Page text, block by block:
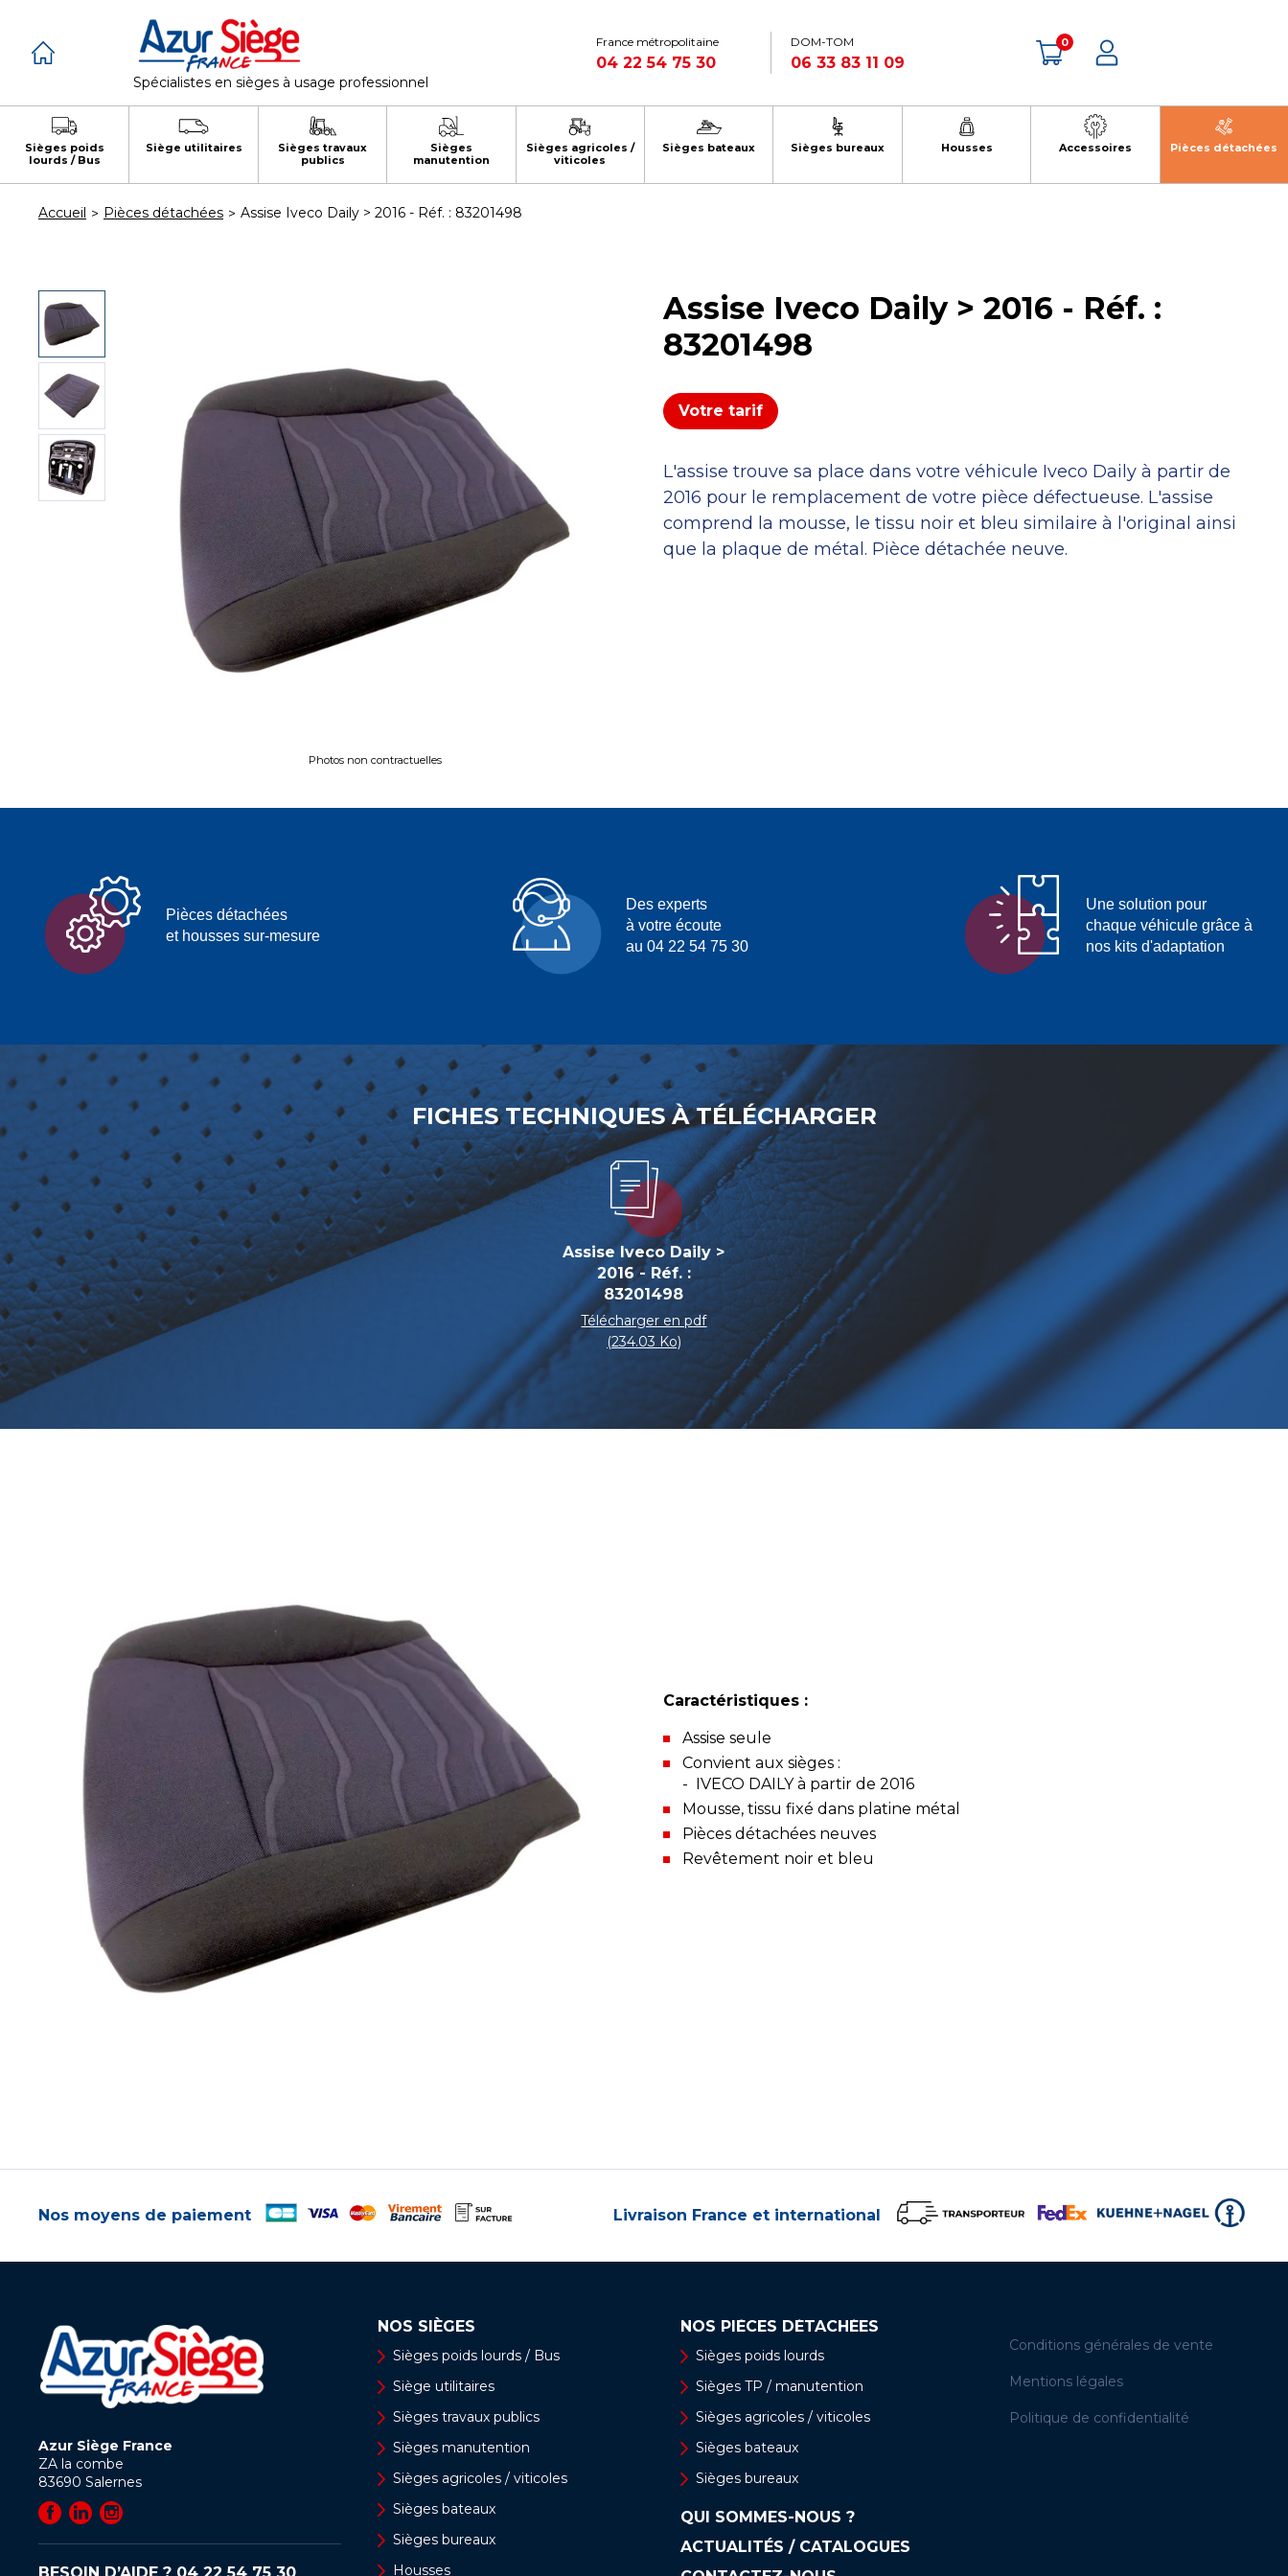
Spécialistes en sièges à usage professionnel
France métropolitaine
04 22 54 75 30
DOM-TOM
06 33 83 11 09
0
Sièges poids
lourds / Bus
Siège utilitaires
Sièges travaux
publics
Sièges
manutention
Sièges agricoles /
viticoles
Sièges bateaux Sièges bureaux Housses Accessoires Pièces détachées
Accueil Pièces détachées Assise Iveco Daily > 2016 - Réf. : 83201498
Assise Iveco Daily > 2016 - Réf. :
83201498
Votre tarif
L'assise trouve sa place dans votre véhicule Iveco Daily à partir de
2016 pour le remplacement de votre pièce défectueuse. L'assise
comprend la mousse, le tissu noir et bleu similaire à l'original ainsi
que la plaque de métal. Pièce détachée neuve.
Photos non contractuelles
Pièces détachées
et housses sur-mesure
Des experts
à votre écoute
au 04 22 54 75 30
Une solution pour
chaque véhicule grâce à
nos kits d'adaptation
FICHES TECHNIQUES À TÉLÉCHARGER
Assise Iveco Daily >
2016 - Réf. :
83201498
Télécharger en pdf
(234.03 Ko)
Caractéristiques :
Assise seule
Convient aux sièges :
- IVECO DAILY à partir de 2016
Mousse, tissu fixé dans platine métal
Pièces détachées neuves
Revêtement noir et bleu
Nos moyens de paiement Livraison France et international
Azur Siège France
ZA la combe
83690 Salernes
BESOIN D’AIDE ? 04 22 54 75 30
NOS SIÈGES
Sièges poids lourds / Bus
Siège utilitaires
Sièges travaux publics
Sièges manutention
Sièges agricoles / viticoles
Sièges bateaux
Sièges bureaux
Housses
NOS PIÈCES DÉTACHÉES
Sièges poids lourds
Sièges TP / manutention
Sièges agricoles / viticoles
Sièges bateaux
Sièges bureaux
QUI SOMMES-NOUS ?
ACTUALITÉS / CATALOGUES
Conditions générales de vente
Mentions légales
Politique de confidentialité